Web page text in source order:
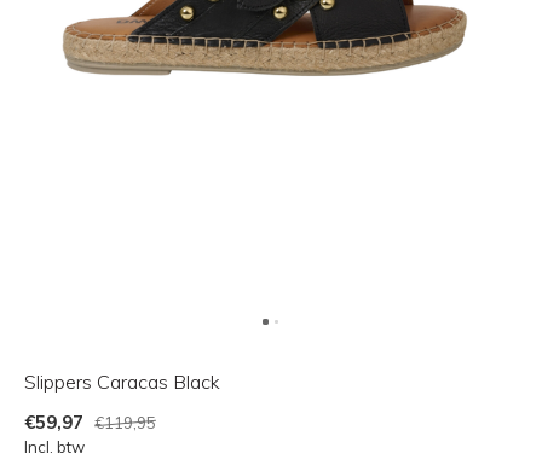
Slippers Caracas Black
€59,97
€119,95
Incl. btw